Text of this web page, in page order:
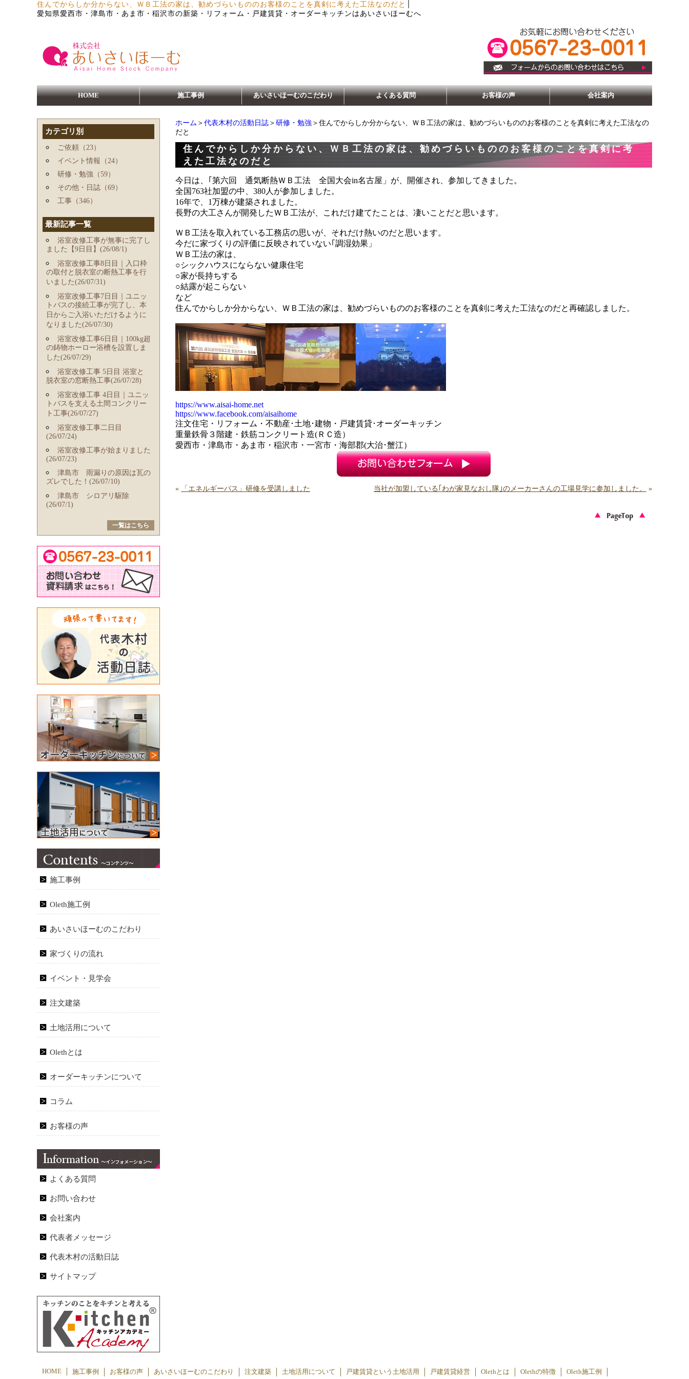
住んでからしか分からない、ＷＢ工法の家は、勧めづらいもののお客様のことを真剣に考えた工法なのだと
愛知県愛西市・津島市・あま市・稲沢市の新築・リフォーム・戸建賃貸・オーダーキッチンはあいさいほーむへ
HOME 施工事例 あいさいほーむのこだわり よくある質問 お客様の声 会社案内
ホーム ＞ 代表木村の活動日誌 ＞ 研修・勉強 ＞住んでからしか分からない、ＷＢ工法の家は、勧めづらいもののお客様のことを真剣に考えた工法なの
だと
住んでからしか分からない、ＷＢ工法の家は、勧めづらいもののお客様のことを真剣に考
えた工法なのだと
今日は、｢第六回 通気断熱ＷＢ工法 全国大会in名古屋」が、開催され、参加してきました。
全国763社加盟の中、380人が参加しました。
16年で、1万棟が建築されました。
長野の大工さんが開発したＷＢ工法が、これだけ建てたことは、凄いことだと思います。
ＷＢ工法を取入れている工務店の思いが、それだけ熱いのだと思います。
今だに家づくりの評価に反映されていない｢調湿効果」
ＷＢ工法の家は、
○シックハウスにならない健康住宅
○家が長持ちする
○結露が起こらない
など
住んでからしか分からない、ＷＢ工法の家は、勧めづらいもののお客様のことを真剣に考えた工法なのだと再確認しました。
https://www.aisai-home.net
https://www.facebook.com/aisaihome
注文住宅・リフォーム・不動産･土地･建物・戸建賃貸･オーダーキッチン
重量鉄骨３階建・鉄筋コンクリート造(ＲＣ造）
愛西市・津島市・あま市・稲沢市・一宮市・海部郡(大治･蟹江）
« 「エネルギーパス」研修を受講しました 当社が加盟している｢わが家見なおし隊｣のメーカーさんの工場見学に参加しました。 »
カテゴリ別
ご依頼（23）
イベント情報（24）
研修・勉強（59）
その他・日誌（69）
工事（346）
最新記事一覧
浴室改修工事が無事に完了し
ました【9日目】(26/08/1)
浴室改修工事8日目｜入口枠
の取付と脱衣室の断熱工事を行
いました(26/07/31)
浴室改修工事7日目｜ユニッ
トバスの接続工事が完了し、本
日からご入浴いただけるように
なりました(26/07/30)
浴室改修工事6日目｜100kg超
の鋳物ホーロー浴槽を設置しま
した(26/07/29)
浴室改修工事 5日目 浴室と
脱衣室の窓断熱工事(26/07/28)
浴室改修工事 4日目｜ユニッ
トバスを支える土間コンクリー
ト工事(26/07/27)
浴室改修工事二日目
(26/07/24)
浴室改修工事が始まりました
(26/07/23)
津島市 雨漏りの原因は瓦の
ズレでした！(26/07/10)
津島市 シロアリ駆除
(26/07/1)
一覧はこちら
施工事例
Oleth施工例
あいさいほーむのこだわり
家づくりの流れ
イベント・見学会
注文建築
土地活用について
Olethとは
オーダーキッチンについて
コラム
お客様の声
よくある質問
お問い合わせ
会社案内
代表者メッセージ
代表木村の活動日誌
サイトマップ
HOME 施工事例 お客様の声 あいさいほーむのこだわり 注文建築 土地活用について 戸建賃貸という土地活用 戸建賃貸経営 Olethとは Olethの特徴 Oleth施工例